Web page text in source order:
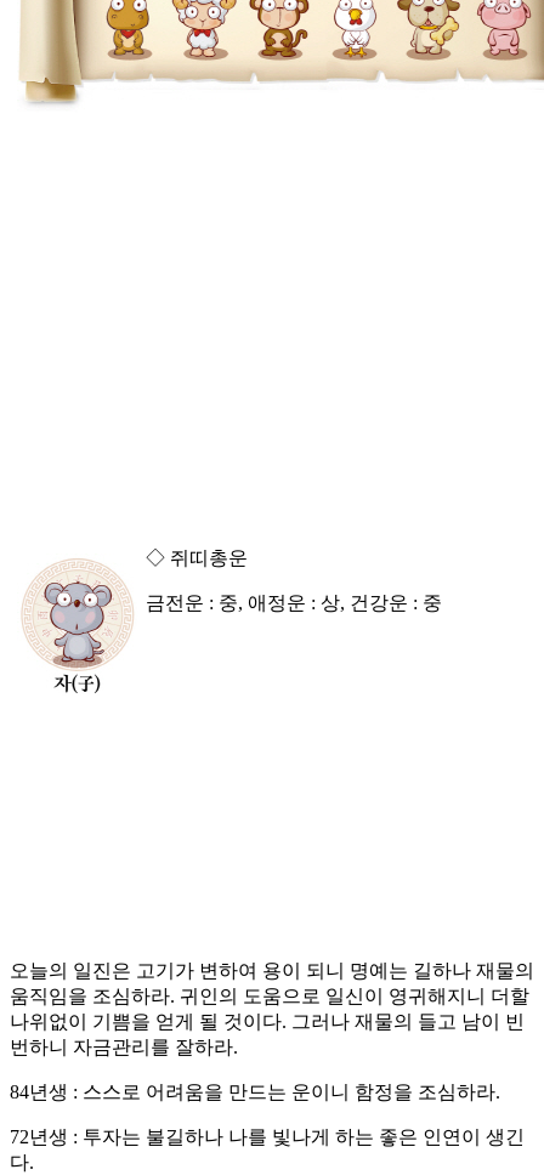
◇ 쥐띠총운
금전운 : 중, 애정운 : 상, 건강운 : 중
오늘의 일진은 고기가 변하여 용이 되니 명예는 길하나 재물의
움직임을 조심하라. 귀인의 도움으로 일신이 영귀해지니 더할
나위없이 기쁨을 얻게 될 것이다. 그러나 재물의 들고 남이 빈
번하니 자금관리를 잘하라.
84년생 : 스스로 어려움을 만드는 운이니 함정을 조심하라.
72년생 : 투자는 불길하나 나를 빛나게 하는 좋은 인연이 생긴
다.